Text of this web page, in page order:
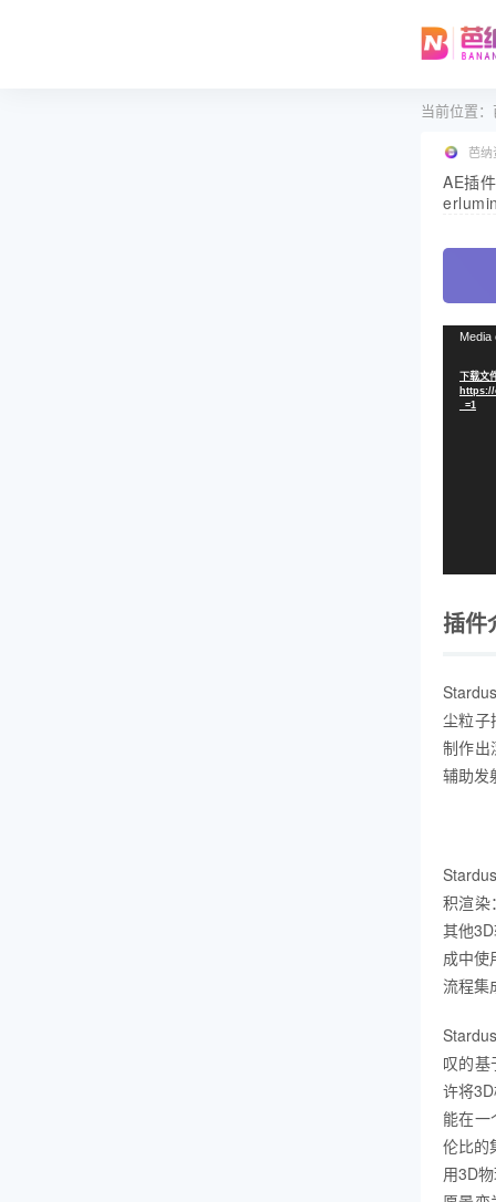
当前位置：
芭
AE插
下载文
https://
_=1
插件
尘粒子
制作出
辅助发
积渲染
其他
成中使
流程集
叹的基
许将
能在一
伦比的
用3D